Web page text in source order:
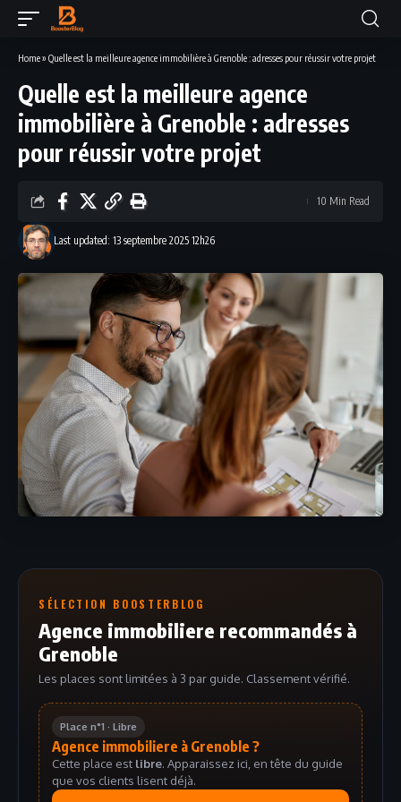
Home» Quelle est la meilleure agence immobilière à Grenoble : adresses pour réussir votre projet
Quelle est la meilleure agence
immobilière à Grenoble : adresses
pour réussir votre projet
Last updated: 13 septembre 2025 12h26
10 Min Read
SÉLECTION BOOSTERBLOG
Agence immobiliere recommandés à
Grenoble
Les places sont limitées à 3 par guide. Classement vérifié.
Place n°1 · Libre
Agence immobiliere à Grenoble ?
Cette place est libre. Apparaissez ici, en tête du guide
que vos clients lisent déjà.